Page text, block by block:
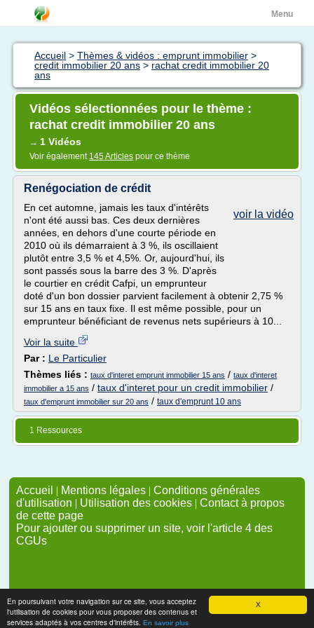
X
En poursuivant votre navigation sur ce site, vous acceptez
l'utilisation de cookies pour vous proposer des contenus et
services adaptés à vos centres d'intérêts. En savoir plus
Menu
Accueil > Thèmes & vidéos : emprunt immobilier >
credit immobilier 20 ans > rachat credit immobilier 20
ans
Vidéos sélectionnées pour le thème :
rachat credit immobilier 20 ans
→ 1 Vidéos
Voir également 145 Articles pour ce thème
Renégociation de crédit
voir la vidéo
En cet automne, jamais les taux d'intérêts
n'ont été aussi bas. Ces deux dernières
années, en dehors d'une courte période en
2010 où ils démarraient à 3 %, ils oscillaient
plutôt entre 3,5 % et 4,5%. Or, aujourd'hui, ils
sont passés sous la barre des 3 %. D'après
le courtier en crédit Cafpi, un emprunteur
doté d'un bon dossier parvient facilement à obtenir 2,75 %
sur 15 ans en taux fixe. Il est même possible, pour un
emprunteur bénéficiant de revenus nets supérieurs à 10...
Voir la suite
Par : Le Particulier
Thèmes liés : taux d'interet emprunt immobilier 15 ans / taux d'interet
immobilier a 15 ans / taux d'interet pour un credit immobilier /
taux d'emprunt immobilier sur 20 ans / taux d'emprunt 10 ans
1 Ressources
Accueil | Mentions légales | Conditions générales
d'utilisation | Utilisation des cookies | Contact à propos
de cette page
Pour ajouter ou supprimer un site, voir l'article 4 des
CGUs